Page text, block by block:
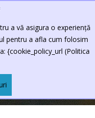
a vă asigura o experiență
pentru a afla cum folosim
{cookie_policy_url (Politica